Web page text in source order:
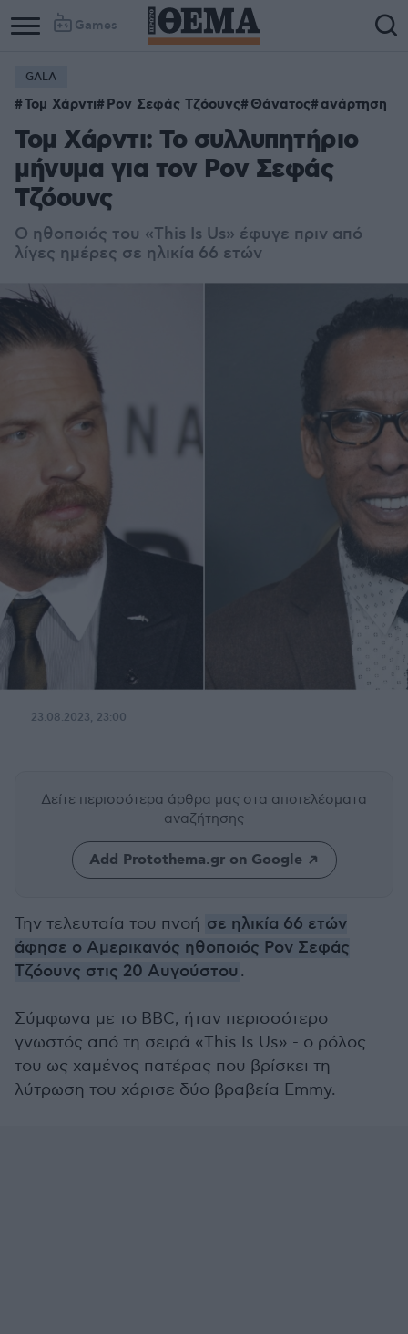
Games
GALA
Τομ Χάρντι Ρον Σεφάς Τζόουνς Θάνατος ανάρτηση
Τομ Χάρντι: Το συλλυπητήριο
μήνυμα για τον Ρον Σεφάς
Τζόουνς
Ο ηθοποιός του «This Is Us» έφυγε πριν από
λίγες ημέρες σε ηλικία 66 ετών
23.08.2023, 23:00
Δείτε περισσότερα άρθρα μας στα αποτελέσματα
αναζήτησης
Add Protothema.gr on Google
Την τελευταία του πνοή σε ηλικία 66 ετών
άφησε ο Αμερικανός ηθοποιός Ρον Σεφάς
Τζόουνς στις 20 Αυγούστου .
Σύμφωνα με το BBC, ήταν περισσότερο
γνωστός από τη σειρά «This Is Us» - ο ρόλος
του ως χαμένος πατέρας που βρίσκει τη
λύτρωση του χάρισε δύο βραβεία Emmy.